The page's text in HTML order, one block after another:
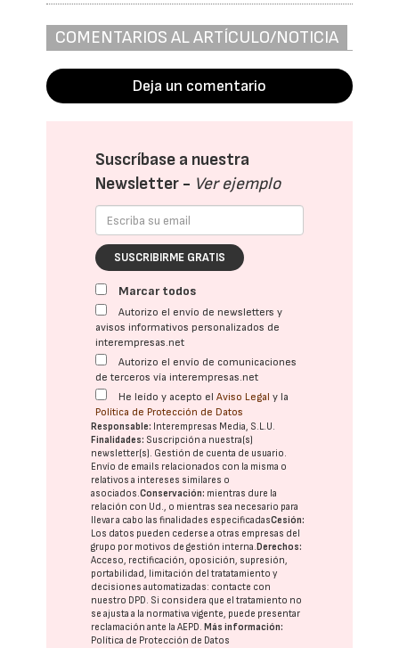
COMENTARIOS AL ARTÍCULO/NOTICIA
Deja un comentario
Suscríbase a nuestra
Newsletter - Ver ejemplo
SUSCRIBIRME GRATIS
Marcar todos
Autorizo el envío de newsletters y
avisos informativos personalizados de
interempresas.net
Autorizo el envío de comunicaciones
de terceros vía interempresas.net
He leído y acepto elAviso Legal y la
Política de Protección de Datos
Responsable: Interempresas Media, S.L.U.
Finalidades: Suscripción a nuestra(s)
newsletter(s). Gestión de cuenta de usuario.
Envío de emails relacionados con la misma o
relativos a intereses similares o
asociados.Conservación: mientras dure la
relación con Ud., o mientras sea necesario para
llevar a cabo las finalidades especificadasCesión:
Los datos pueden cederse a otras empresas del
grupo por motivos de gestión interna. Derechos:
Acceso, rectificación, oposición, supresión,
portabilidad, limitación del tratatamiento y
decisiones automatizadas: contacte con
nuestro DPD. Si considera que el tratamiento no
se ajusta a la normativa vigente, puede presentar
reclamación ante laAEPD. Más información:
Política de Protección de Datos